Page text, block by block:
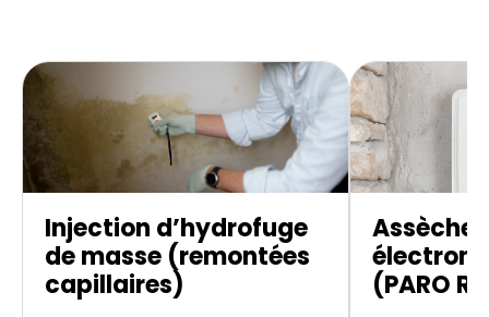
Injection d’hydrofuge
de masse (remontées
capillaires)
(PARO